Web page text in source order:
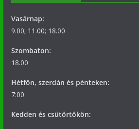
Vasárnap:
9.00; 11.00; 18.00
Szombaton:
18.00
Hétfőn, szerdán és pénteken:
7:00
Kedden és csütörtökön: